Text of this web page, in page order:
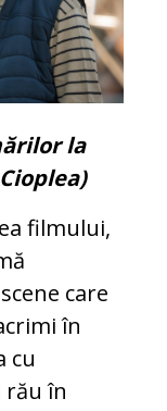
la
filmului,
care
în
cu
rău în